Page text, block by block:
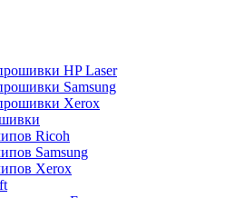
HP Laser
Samsung
Xerox
Ricoh
Samsung
Xerox